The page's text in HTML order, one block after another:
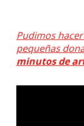
Pudimos
pequeñas
minutos de